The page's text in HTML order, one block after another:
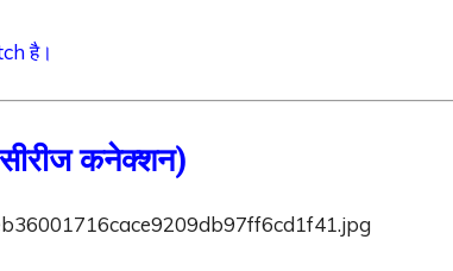
है।
कनेक्शन)